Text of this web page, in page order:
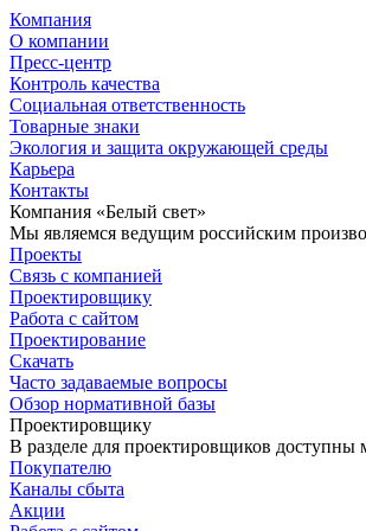
Компания
О компании
Пресс-центр
Контроль качества
Социальная ответственность
Товарные знаки
Экология и защита окружающей среды
Карьера
Контакты
Компания «Белый свет»
Мы являемся ведущим российским
Проекты
Связь с компанией
Проектировщику
Работа с сайтом
Проектирование
Скачать
Часто задаваемые вопросы
Обзор нормативной базы
Проектировщику
В разделе для проектировщиков
Покупателю
Каналы сбыта
Акции